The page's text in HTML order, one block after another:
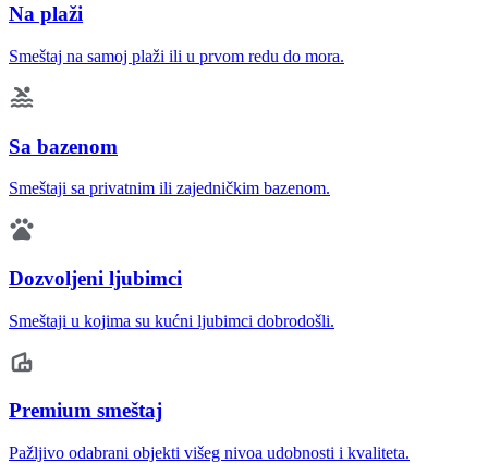
Na plaži
Smeštaj na samoj plaži ili u prvom redu do mora.
Sa bazenom
Smeštaji sa privatnim ili zajedničkim bazenom.
Dozvoljeni ljubimci
Smeštaji u kojima su kućni ljubimci dobrodošli.
Premium smeštaj
Pažljivo odabrani objekti višeg nivoa udobnosti i kvaliteta.